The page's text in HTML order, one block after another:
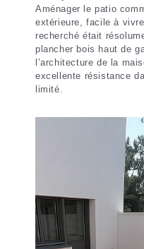
Aménager le patio
extérieure, facile à
recherché était
plancher bois haut de
l’architecture de la
excellente résistance
limité.